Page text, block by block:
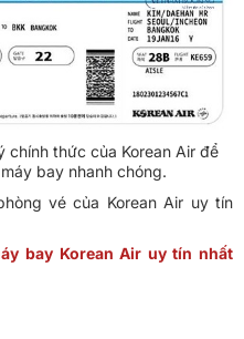
chính thức của Korean Air để
bay nhanh chóng.
vé của Korean Air uy tín
bay Korean Air uy tín nhất